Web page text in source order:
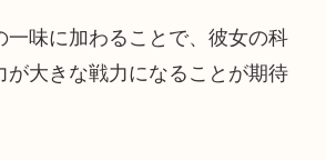
一味に加わることで、彼女の科
が大きな戦力になることが期待